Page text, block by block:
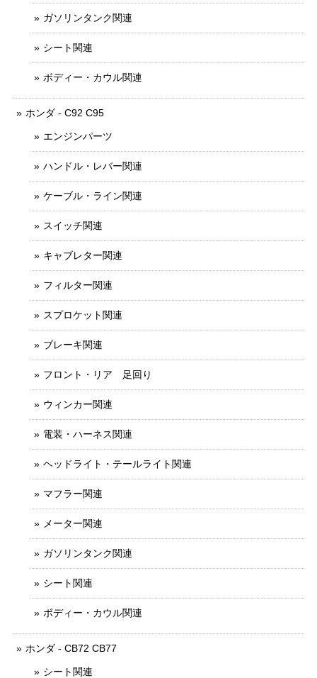
ガソリンタンク関連
シート関連
ボディー・カウル関連
ホンダ - C92 C95
エンジンパーツ
ハンドル・レバー関連
ケーブル・ライン関連
スイッチ関連
キャブレター関連
フィルター関連
スプロケット関連
ブレーキ関連
フロント・リア 足回り
ウィンカー関連
電装・ハーネス関連
ヘッドライト・テールライト関連
マフラー関連
メーター関連
ガソリンタンク関連
シート関連
ボディー・カウル関連
ホンダ - CB72 CB77
シート関連